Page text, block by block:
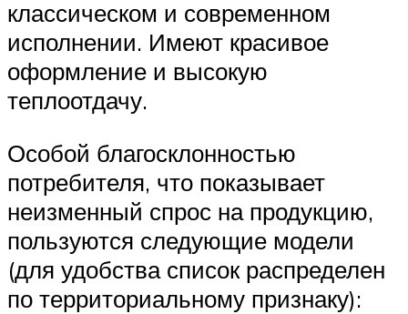
классическом и современном
исполнении. Имеют красивое
оформление и высокую
теплоотдачу.
Особой благосклонностью
потребителя, что показывает
неизменный спрос на продукцию,
пользуются следующие модели
(для удобства список распределен
по территориальному признаку):